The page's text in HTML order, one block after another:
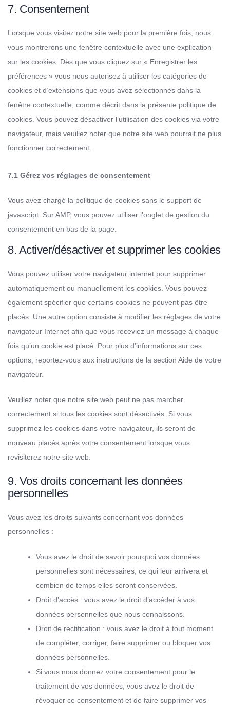
7. Consentement
Lorsque vous visitez notre site web pour la première fois, nous
vous montrerons une fenêtre contextuelle avec une explication
sur les cookies. Dès que vous cliquez sur « Enregistrer les
préférences » vous nous autorisez à utiliser les catégories de
cookies et d’extensions que vous avez sélectionnés dans la
fenêtre contextuelle, comme décrit dans la présente politique de
cookies. Vous pouvez désactiver l’utilisation des cookies via votre
navigateur, mais veuillez noter que notre site web pourrait ne plus
fonctionner correctement.
7.1 Gérez vos réglages de consentement
Vous avez chargé la politique de cookies sans le support de
javascript. Sur AMP, vous pouvez utiliser l’onglet de gestion du
consentement en bas de la page.
8. Activer/désactiver et supprimer les cookies
Vous pouvez utiliser votre navigateur internet pour supprimer
automatiquement ou manuellement les cookies. Vous pouvez
également spécifier que certains cookies ne peuvent pas être
placés. Une autre option consiste à modifier les réglages de votre
navigateur Internet afin que vous receviez un message à chaque
fois qu’un cookie est placé. Pour plus d’informations sur ces
options, reportez-vous aux instructions de la section Aide de votre
navigateur.
Veuillez noter que notre site web peut ne pas marcher
correctement si tous les cookies sont désactivés. Si vous
supprimez les cookies dans votre navigateur, ils seront de
nouveau placés après votre consentement lorsque vous
revisiterez notre site web.
9. Vos droits concernant les données
personnelles
Vous avez les droits suivants concernant vos données
personnelles :
Vous avez le droit de savoir pourquoi vos données
personnelles sont nécessaires, ce qui leur arrivera et
combien de temps elles seront conservées.
Droit d’accès : vous avez le droit d’accéder à vos
données personnelles que nous connaissons.
Droit de rectification : vous avez le droit à tout moment
de compléter, corriger, faire supprimer ou bloquer vos
données personnelles.
Si vous nous donnez votre consentement pour le
traitement de vos données, vous avez le droit de
révoquer ce consentement et de faire supprimer vos